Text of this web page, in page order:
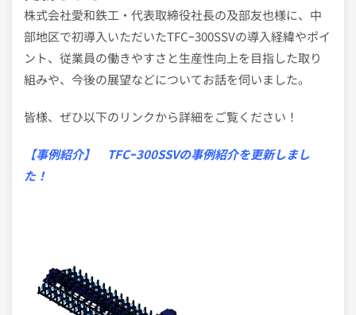
株式会社愛和鉄工・代表取締役社長の及部友也様に、中
部地区で初導入いただいたTFCｰ300SSVの導入経緯やポイ
ント、従業員の働きやすさと生産性向上を目指した取り
組みや、今後の展望などについてお話を伺いました。
皆様、ぜひ以下のリンクから詳細をご覧ください！
【事例紹介】 TFCｰ300SSVの事例紹介を更新しまし
た！